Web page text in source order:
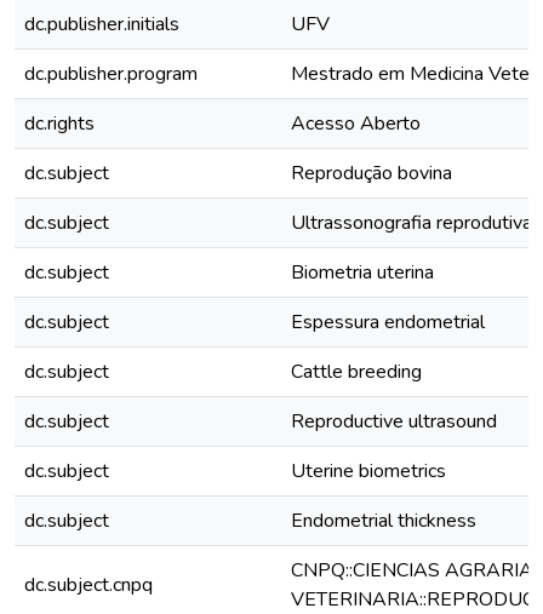
dc.publisher.initials
UFV
dc.publisher.program
Mestrado em Medicina
dc.rights
Acesso Aberto
dc.subject
Reprodução bovina
dc.subject
Ultrassonografia reprodutiva
dc.subject
Biometria uterina
dc.subject
Espessura endometrial
dc.subject
Cattle breeding
dc.subject
Reproductive ultrasound
dc.subject
Uterine biometrics
dc.subject
Endometrial thickness
dc.subject.cnpq
CNPQ::CIENCIAS